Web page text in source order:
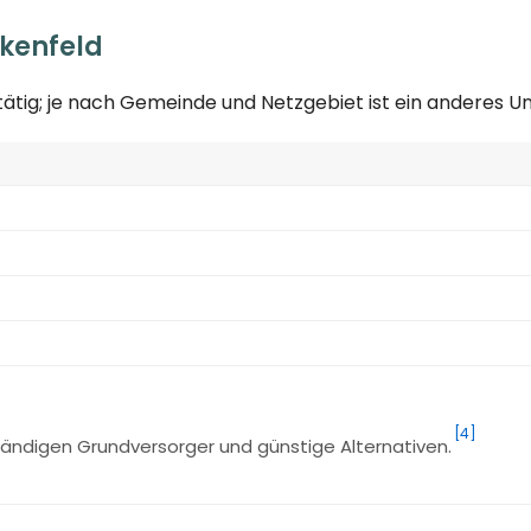
je nach Gemeinde und Netzgebiet ist ein anderes
Grundversorger und günstige Alternativen.
[4]